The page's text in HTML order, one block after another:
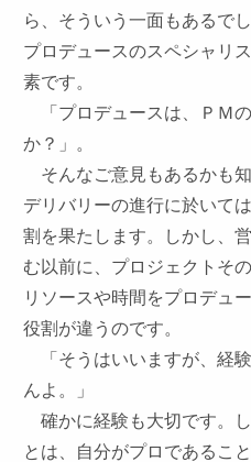
ら、そういう一面もあるで
プロデュースのスペシャリ
素です。
「プロデュースは、ＰＭ
か？」。
そんなご意見もあるかも
デリバリーの進行に於いて
割を果たします。しかし、
む以前に、プロジェクトそ
リソースや時間をプロデュ
役割が違うのです。
「そうはいいますが、経
んよ。」
確かに経験も大切です。
とは、自分がプロであるこ